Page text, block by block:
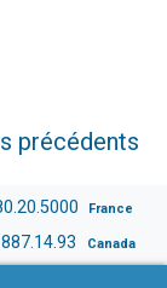
précédents
France
Canada